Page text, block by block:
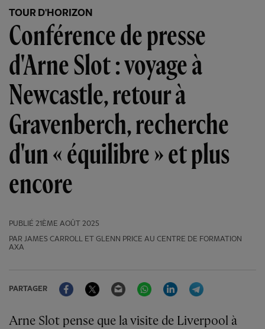
TOUR D'HORIZON
Conférence de presse
d'Arne Slot : voyage à
Newcastle, retour à
Gravenberch, recherche
d'un « équilibre » et plus
encore
PUBLIÉ 21ÈME AOÛT 2025
PAR JAMES CARROLL ET GLENN PRICE AU CENTRE DE FORMATION
AXA
PARTAGER
FacebookTwitter Email WhatsAppLinkedIn
Arne Slot pense que la visite de Liverpool à